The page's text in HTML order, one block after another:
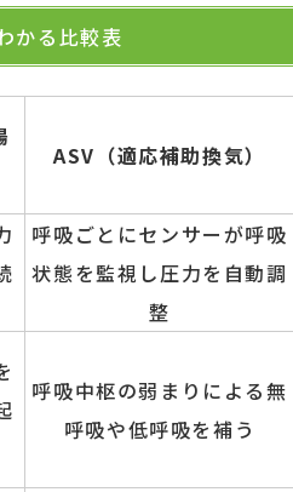
かる比較表
ASV（適応補助換気）
呼吸ごとにセンサーが呼吸
状態を監視し圧力を自動調
整
呼吸中枢の弱まりによる無
呼吸や低呼吸を補う